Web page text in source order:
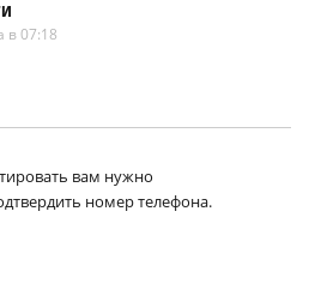
в 07:18
вам нужно
номер телефона.